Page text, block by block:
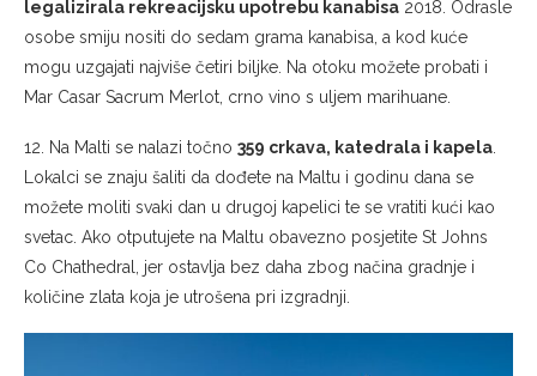
legalizirala rekreacijsku upotrebu kanabisa 2018. Odrasle
osobe smiju nositi do sedam grama kanabisa, a kod kuće
mogu uzgajati najviše četiri biljke. Na otoku možete probati i
Mar Casar Sacrum Merlot, crno vino s uljem marihuane.
12. Na Malti se nalazi točno 359 crkava, katedrala i kapela
Lokalci se znaju šaliti da dođete na Maltu i godinu dana se
možete moliti svaki dan u drugoj kapelici te se vratiti kući kao
svetac. Ako otputujete na Maltu obavezno posjetite St Johns
Co Chathedral, jer ostavlja bez daha zbog načina gradnje i
količine zlata koja je utrošena pri izgradnji.